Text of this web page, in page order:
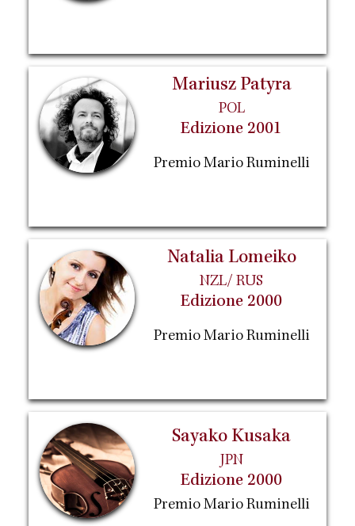
Mariusz Patyra
POL
Edizione 2001
Premio Mario Ruminelli
Natalia Lomeiko
NZL/ RUS
Edizione 2000
Premio Mario Ruminelli
Sayako Kusaka
JPN
Edizione 2000
Premio Mario Ruminelli